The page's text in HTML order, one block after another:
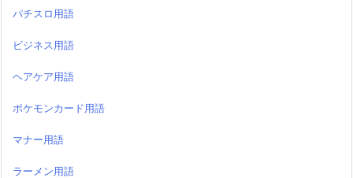
パチスロ用語
ビジネス用語
ヘアケア用語
ポケモンカード用語
マナー用語
ラーメン用語